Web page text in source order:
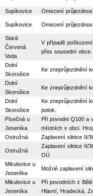
Supíkovice Omezení
Supíkovice Omezení
Stará
Červená
Voda
V případě
přes sousední obce.
Dolní
Skorošice
Ke zneprůjezdnění
Dolní
Skorošice
Ke zneprůjezdnění
Dolní
Skorošice
Ke zneprůjezdnění
potok.
Písečná u
Jeseníka
Při povodni Q100 a
místních v obci.
Ostružná Zaplavení silnice II/
Ostružná
Zaplavení silnice II/
OÚ
Mikulovice u
Jeseníka
Možné zaplavení
Mikulovice u
Jeseníka
Při povodních z
Hlavní, Hradecká,